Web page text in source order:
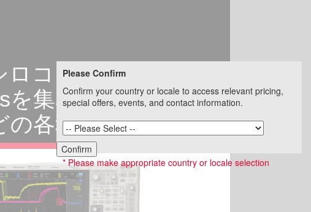
コープシリーズ
を集めた動画デモ
の各種機能
Please Confirm
Confirm your country or locale to access relevant pricing,
special offers, events, and contact information.
Confirm
* Please make appropriate country or locale selection